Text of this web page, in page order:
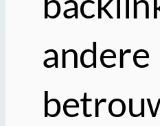
andere